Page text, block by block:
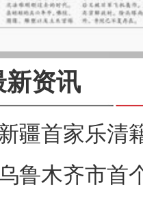
新资讯
疆首家乐清
鲁木齐市首